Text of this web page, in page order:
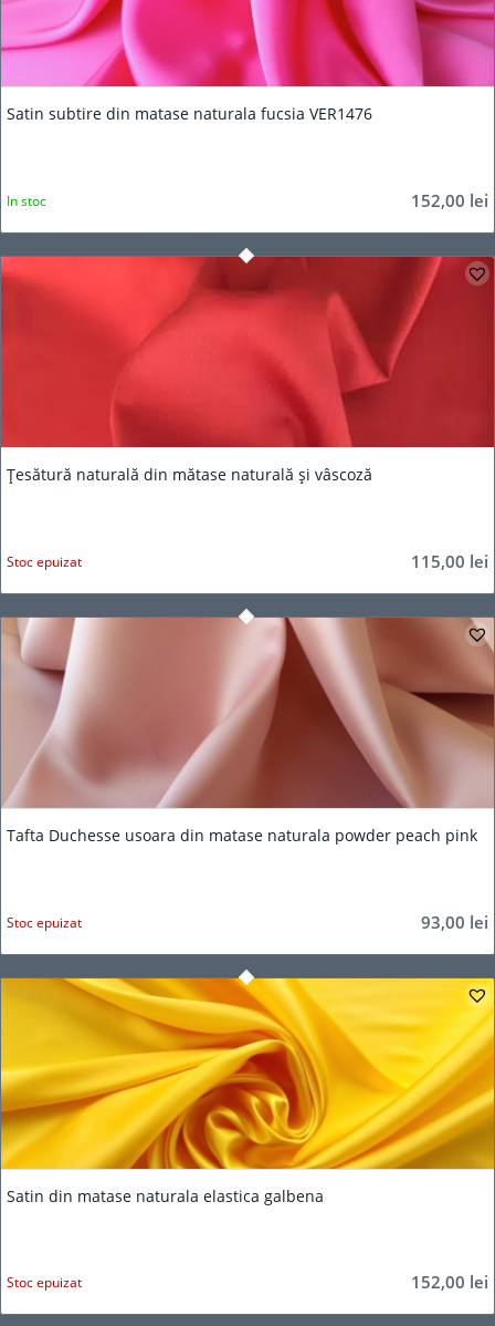
Satin subtire din matase naturala fucsia VER1476
152,00 lei
In stoc
Țesătură naturală din mătase naturală și vâscoză
115,00 lei
Stoc epuizat
Tafta Duchesse usoara din matase naturala powder peach pink
93,00 lei
Stoc epuizat
Satin din matase naturala elastica galbena
152,00 lei
Stoc epuizat